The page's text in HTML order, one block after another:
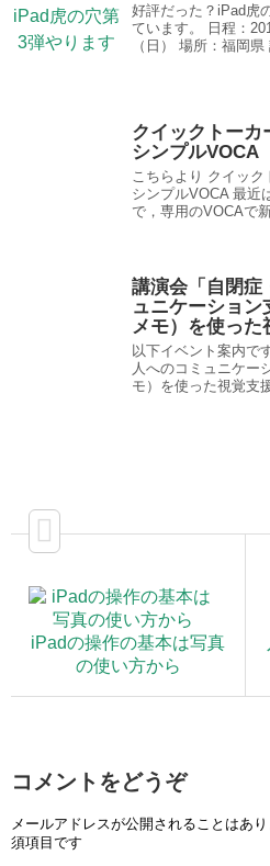
好評だった？iPad虎
ています。 日程：
（日） 場所：福岡県
クイックトーカ
シンプルVOCA
こちらより クイッ
シンプルVOCA 最近
で，専用のVOCAで
講演会「自閉症
ュニケーション
メモ）を使った
以下イベント案内で
人へのコミュニケー
モ）を使った視覚支
iPadの操作の基本は写真
の使い方から
コメントをどうぞ
メールアドレスが公開されることはあり
須項目です